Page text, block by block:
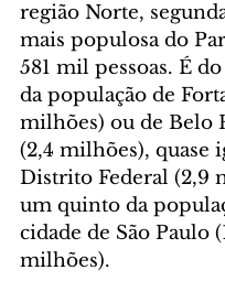
região Norte,
mais populosa do
581 mil pessoas. É
da população de
milhões) ou de Belo
(2,4 milhões), quase
Distrito Federal (2,9
um quinto da
cidade de São Paulo
milhões).